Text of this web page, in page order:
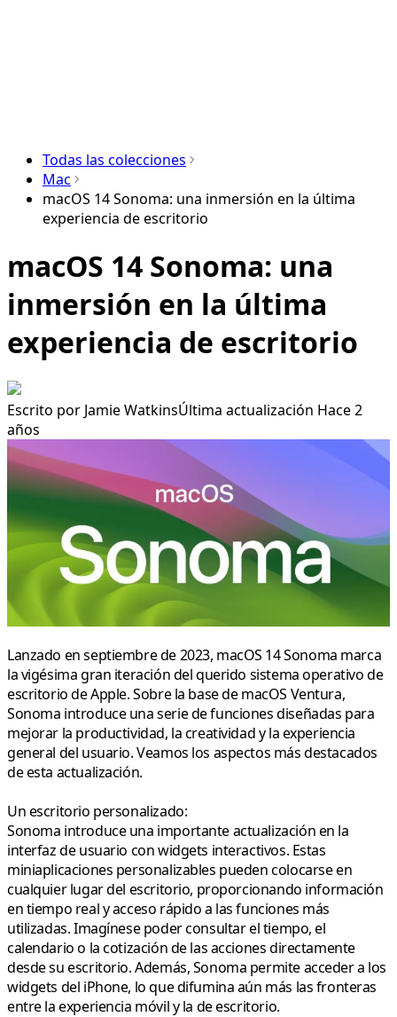
Todas las colecciones
Mac
macOS 14 Sonoma: una inmersión en la última
experiencia de escritorio
macOS 14 Sonoma: una
inmersión en la última
experiencia de escritorio
Escrito por Jamie WatkinsÚltima actualización Hace 2
años
Lanzado en septiembre de 2023, macOS 14 Sonoma marca
la vigésima gran iteración del querido sistema operativo de
escritorio de Apple. Sobre la base de macOS Ventura,
Sonoma introduce una serie de funciones diseñadas para
mejorar la productividad, la creatividad y la experiencia
general del usuario. Veamos los aspectos más destacados
de esta actualización.
Un escritorio personalizado:
Sonoma introduce una importante actualización en la
interfaz de usuario con widgets interactivos. Estas
miniaplicaciones personalizables pueden colocarse en
cualquier lugar del escritorio, proporcionando información
en tiempo real y acceso rápido a las funciones más
utilizadas. Imagínese poder consultar el tiempo, el
calendario o la cotización de las acciones directamente
desde su escritorio. Además, Sonoma permite acceder a los
widgets del iPhone, lo que difumina aún más las fronteras
entre la experiencia móvil y la de escritorio.